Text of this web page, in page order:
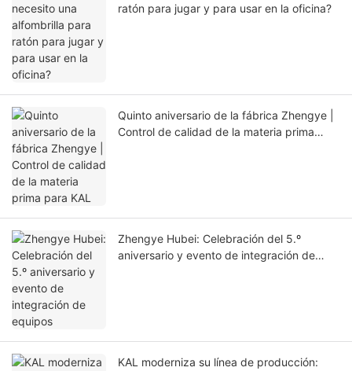
ratón para jugar y para usar en la oficina?
Quinto aniversario de la fábrica Zhengye |
Control de calidad de la materia prima
Zhengye Hubei: Celebración del 5.º
aniversario y evento de integración de
KAL moderniza su línea de producción: